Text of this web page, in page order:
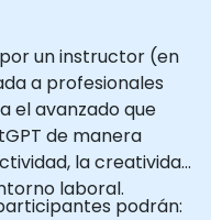
un instructor (en
a profesionales
el avanzado que
de manera
la creatividad
laboral.
podrán: